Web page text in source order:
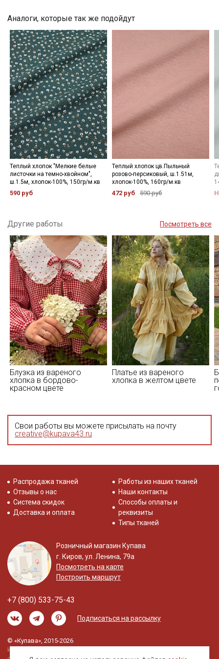
Аналоги, которые так же подойдут
Теплый хлопок "Мелкие белые
листочки на темно-хвойном",
ш.1.5м, хлопок-100%, 150гр/м.кв
590 руб
Теплый хлопок цв.Пыльный
розово-персиковый, ш.1.51м,
хлопок-100%, 160гр/м.кв
472 руб 590 руб
Другие работы Посмотреть все
Блузка из вареного
хлопка в бордово-
красном цвете
Платье из вареного
хлопка в желтом цвете
Свои работы вы можете присылать на почту
creative@kupava43.ru
Распродажа тканей
Отзывы о нас
Система скидок
Доставка и оплата
Работы из наших тканей
Наши контакты
Способы оплаты и
реквизиты
Типы тканей
Розничный магазин Купава
г. Киров, ул. Ленина, 79а
Посмотреть на карте
Построить маршрут
+7 (800) 533-75-43
Подписаться на рассылку
© «Купава», 2015-2026
Информация на сайте не является публичной
Подписаться
Ознакомлен(а) сПолитикой обработки персональных
данныхи даюСогласие на обработку персональных
данных
Даю Согласие на получение рекламных и
информационных рассылок